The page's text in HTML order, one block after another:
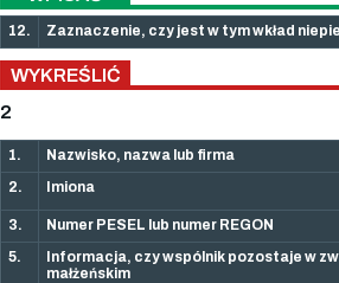
12. Zaznaczenie, czy jest w tym wkład
WYKREŚLIĆ
2
1. Nazwisko, nazwa lub firma
2.
Imiona
3.
Numer PESEL lub numer REGON
5.
Informacja, czy wspólnik pozostaje w
małżeńskim